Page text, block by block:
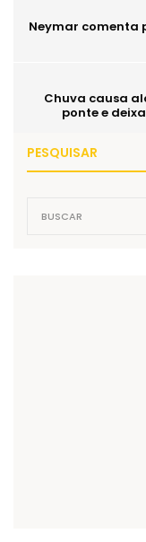
Neymar comenta
Chuva causa
ponte e
PESQUISAR